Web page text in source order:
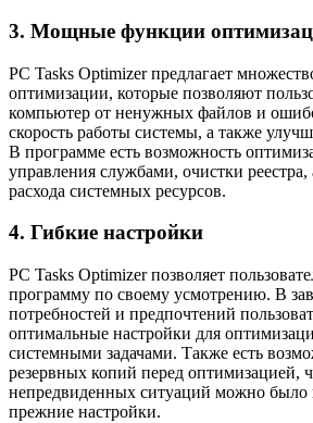
3. Мощные функции
PC Tasks Optimizer предлагает
оптимизации, которые позволяют
компьютер от ненужных файлов и
скорость работы системы, а также
В программе есть возможность
управления службами, очистки
расхода системных ресурсов.
4. Гибкие настройки
PC Tasks Optimizer позволяет
программу по своему усмотрению. В
потребностей и предпочтений
оптимальные настройки для
системными задачами. Также есть
резервных копий перед оптимизацией,
непредвиденных ситуаций можно было
прежние настройки.